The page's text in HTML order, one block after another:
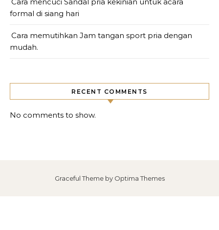
formal di siang hari
Cara memutihkan Jam tangan sport pria dengan
mudah.
RECENT COMMENTS
No comments to show.
Graceful Theme by Optima Themes